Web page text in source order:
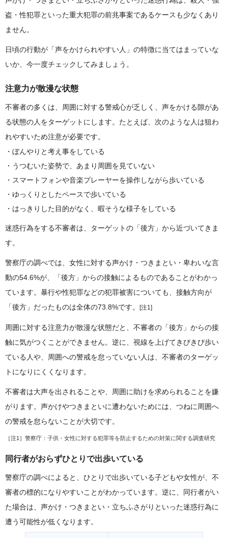
盗・性犯罪といった重大犯罪の前兆事案であるケースも少なくあり
ません。
日頃の行動が「声をかけられやすい人」の特徴に当てはまっていな
いか、今一度チェックしてみましょう。
注意力が散漫な状態
不審者の多くは、周囲に対する警戒心が乏しく、声をかける隙があ
る状態の人をターゲットにします。たとえば、次のような人は狙わ
れやすいため注意が必要です。
ぼんやりと考え事をしている
うつむいた姿勢で、あまり周囲を見ていない
スマートフォンや音楽プレーヤーを操作しながら歩いている
ゆっくりとしたペースで歩いている
はっきりした目的がなく、暇そうな様子をしている
迷惑行為をする不審者は、ターゲットの「後方」から近づいてきま
す。
警察庁の調べでは、女性に対する声かけ・つきまとい・卑わいな言
動の54.6%が、「後方」からの接触によるものであることがわかっ
ています。暴行や性犯罪などの犯罪被害についても、接触方向が
「後方」だったものは全体の73.8%です。
[注1]
周囲に対する注意力が散漫な状態だと、不審者の「後方」からの接
触に気がつくことができません。逆に、視線を上げてきびきび歩い
ている人や、周囲への警戒を怠っていない人は、不審者のターゲッ
トになりにくくなります。
不審者は大声を出されることや、周囲に助けを求められることを嫌
がります。声かけやつきまといに遭わないためには、つねに周囲へ
の警戒を怠らないことが大切です。
［注1］ 警察庁：子供・女性に対する犯罪等を防止するための対策に関する調査研究
同行者がおらずひとりで出歩いている
警察庁の調べによると、ひとりで出歩いている子どもや女性が、不
審者の標的になりやすいことがわかっています。逆に、同行者がい
た場合は、声かけ・つきまとい・立ちふさがりといった迷惑行為に
遭う可能性が低くなります。